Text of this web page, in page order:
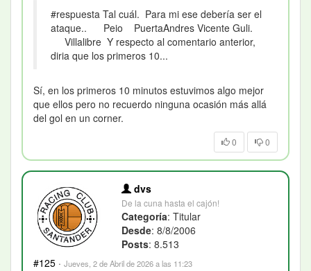
#respuesta Tal cuál. Para mi ese debería ser el
ataque.. Peio PuertaAndres Vicente Guli.
Villalibre Y respecto al comentario anterior,
diria que los primeros 10...
Sí, en los primeros 10 minutos estuvimos algo mejor
que ellos pero no recuerdo ninguna ocasión más allá
del gol en un corner.
0 0
dvs
De la cuna hasta el cajón!
Categoría: Titular
Desde: 8/8/2006
Posts: 8.513
#125 · Jueves, 2 de Abril de 2026 a las 11:23